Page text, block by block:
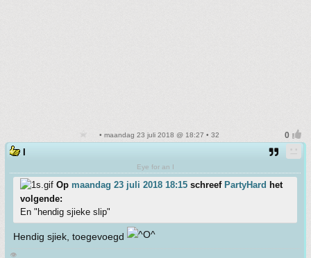
• maandag 23 juli 2018 @ 18:27 • 32
Eye for an I
Op maandag 23 juli 2018 18:15 schreef PartyHard het
volgende:
En "hendig sjieke slip"
Hendig sjiek, toegevoegd
👁